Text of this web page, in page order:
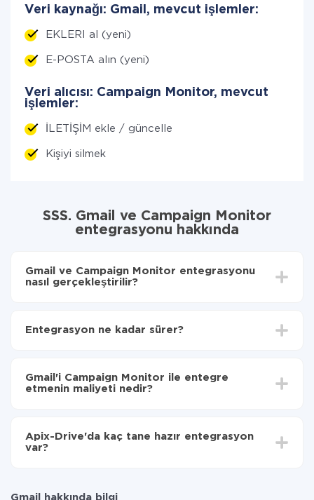
Veri kaynağı: Gmail, mevcut işlemler:
EKLERI al (yeni)
E-POSTA alın (yeni)
Veri alıcısı: Campaign Monitor, mevcut
işlemler:
İLETİŞİM ekle / güncelle
Kişiyi silmek
SSS. Gmail ve Campaign Monitor
entegrasyonu hakkında
Gmail ve Campaign Monitor entegrasyonu
nasıl gerçekleştirilir?
aktarılacağını seçin
Monitor'ye aktarılacaktır.
Entegrasyon ne kadar sürer?
olarak, 10-15 dakika sürer.
Gmail'i Campaign Monitor ile entegre
etmenin maliyeti nedir?
Hizmetimiz aracılığıyla yalnızca bir sisteminizden
diğerine aktarılan veri miktarı için ödeme yaparsınız.
Apix-Drive'da kaç tane hazır entegrasyon
var?
Gmail hakkında bilgi